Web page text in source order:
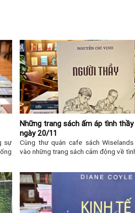
sự
Những trang sách ấm áp tình
ngày 20/11
Cùng thư quán cafe sách
vào những trang sách cảm động về